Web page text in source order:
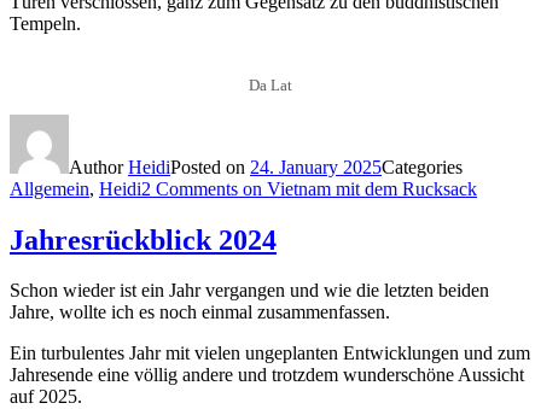
Tempeln.
Da Lat
AuthorHeidiPosted on 24. January 2025Categories
Allgemein, Heidi2 Comments on Vietnam mit dem Rucksack
Jahresrückblick 2024
Schon wieder ist ein Jahr vergangen und wie die letzten beiden
Jahre, wollte ich es noch einmal zusammenfassen.
Ein turbulentes Jahr mit vielen ungeplanten Entwicklungen und zum
Jahresende eine völlig andere und trotzdem wunderschöne Aussicht
auf 2025.